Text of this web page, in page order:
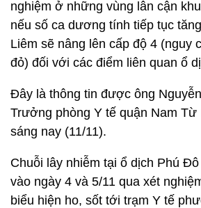
nghiệm ở những vùng lân cận
nếu số ca dương tính tiếp tục
Liêm sẽ nâng lên cấp độ 4 (nguy
đỏ) đối với các điểm liên quan ổ
Đây là thông tin được ông
Trưởng phòng Y tế quận Nam Từ
sáng nay (11/11).
Chuỗi lây nhiễm tại ổ dịch Phú
vào ngày 4 và 5/11 qua xét
biểu hiện ho, sốt tới trạm Y tế